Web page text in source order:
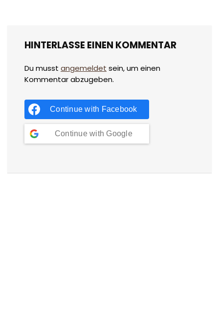
HINTERLASSE EINEN KOMMENTAR
Du musst angemeldet sein, um einen
Kommentar abzugeben.
Continue with Facebook
Continue with Google